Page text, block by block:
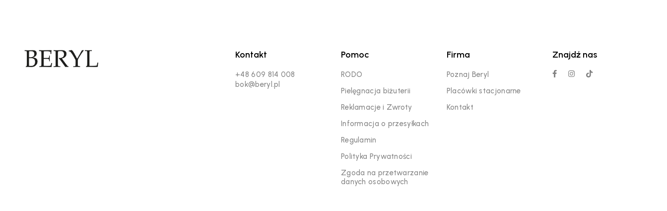
Kontakt
+48 609 814 008
bok@beryl.pl
Pomoc
RODO
Pielęgnacja biżuterii
Reklamacje i Zwroty
Informacja o przesyłkach
Regulamin
Polityka Prywatności
Zgoda na przetwarzanie
danych osobowych
Firma
Poznaj Beryl
Placówki stacjonarne
Kontakt
Znajdź nas